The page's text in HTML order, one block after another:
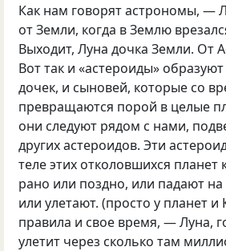
Как нам говорят астрономы, —
от Земли, когда в Землю
Выходит, Луна дочка Земли. От
Вот так и «астероиды»
дочек, и сыновей, которые со
превращаются порой в целые
они следуют рядом с нами,
других астероидов. Эти
теле этих отколовшихся
рано или поздно, или падают на
или улетают. (просто у планет и
правила и свое время, — Луна,
улетит через сколько там